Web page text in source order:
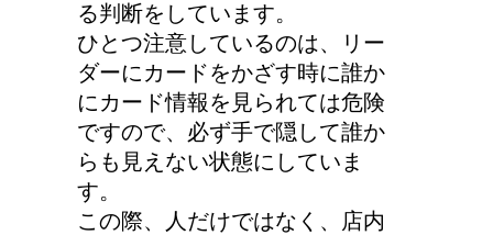
る判断をしています。
ひとつ注意しているのは、リー
ダーにカードをかざす時に誰か
にカード情報を見られては危険
ですので、必ず手で隠して誰か
らも見えない状態にしていま
す。
この際、人だけではなく、店内